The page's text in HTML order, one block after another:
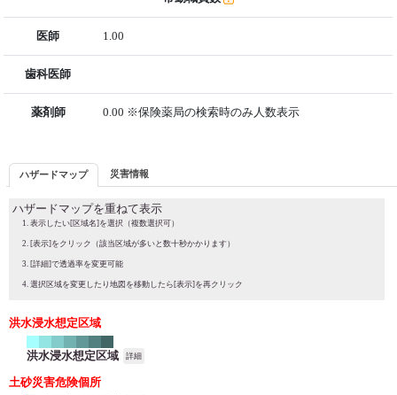
医師 1.00
歯科医師
薬剤師 0.00 ※保険薬局の検索時のみ人数表示
ハザードマップ 災害情報
ハザードマップを重ねて表示
表示したい[区域名]を選択（複数選択可）
[表示]をクリック（該当区域が多いと数十秒かかります）
[詳細]で透過率を変更可能
選択区域を変更したり地図を移動したら[表示]を再クリック
洪水浸水想定区域
洪水浸水想定区域 詳細
土砂災害危険個所